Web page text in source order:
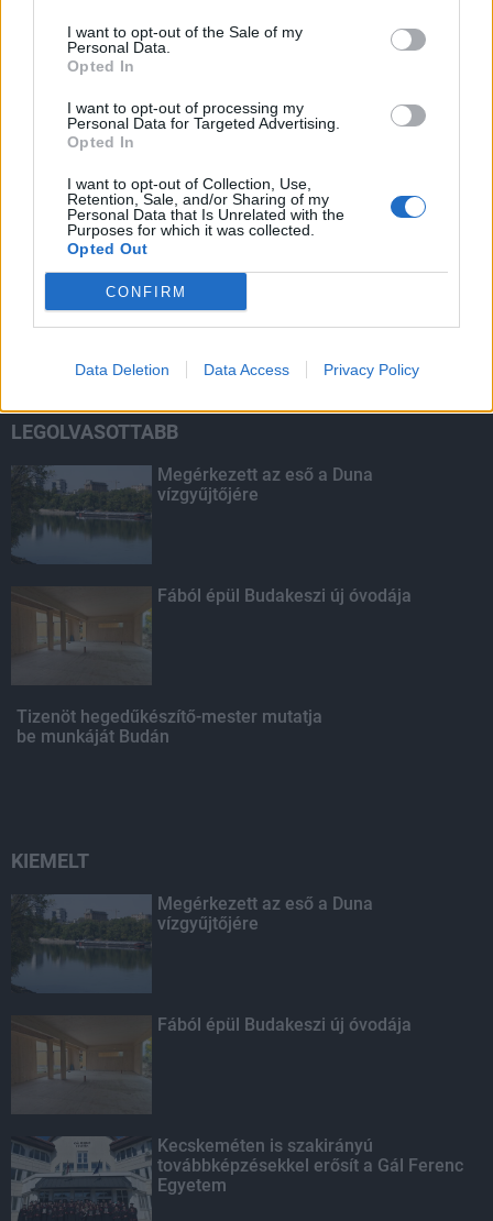
I want to opt-out of the Sale of my
Personal Data.
Opted In
I want to opt-out of processing my
Personal Data for Targeted Advertising.
Opted In
I want to opt-out of Collection, Use,
Retention, Sale, and/or Sharing of my
Personal Data that Is Unrelated with the
Purposes for which it was collected.
Opted Out
CONFIRM
Data Deletion Data Access Privacy Policy
Fából épül Budakeszi új óvodája
HIRDETÉS
HIRDETÉS
LEGOLVASOTTABB
Megérkezett az eső a Duna
vízgyűjtőjére
Fából épül Budakeszi új óvodája
Tizenöt hegedűkészítő-mester mutatja
be munkáját Budán
KIEMELT
Megérkezett az eső a Duna
vízgyűjtőjére
Fából épül Budakeszi új óvodája
Kecskeméten is szakirányú
továbbképzésekkel erősít a Gál Ferenc
Egyetem